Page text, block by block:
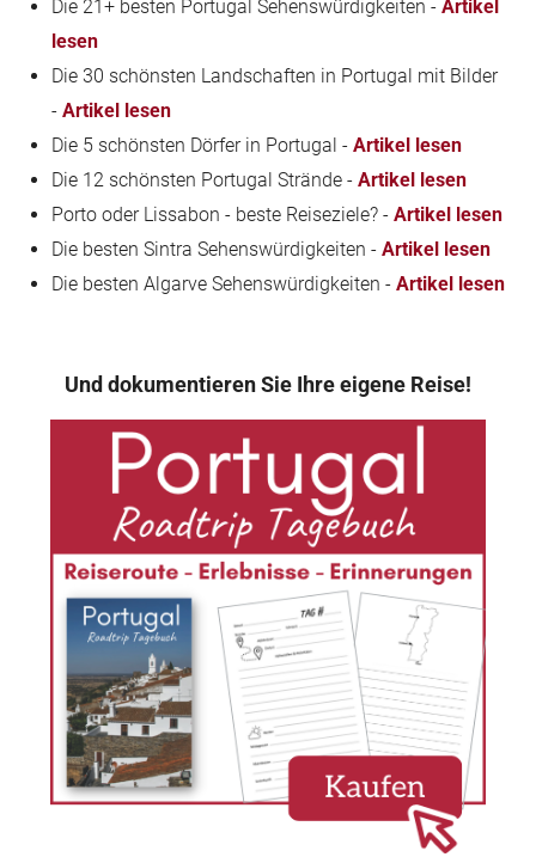
Die 21+ besten Portugal Sehenswürdigkeiten -Artikel
lesen
Die 30 schönsten Landschaften in Portugal mit Bilder
-Artikel lesen
Die 5 schönsten Dörfer in Portugal -Artikel lesen
Die 12 schönsten Portugal Strände -Artikel lesen
Porto oder Lissabon - beste Reiseziele? -Artikel lesen
Die besten Sintra Sehenswürdigkeiten -Artikel lesen
Die besten Algarve Sehenswürdigkeiten -Artikel lesen
Und dokumentieren Sie Ihre eigene Reise!